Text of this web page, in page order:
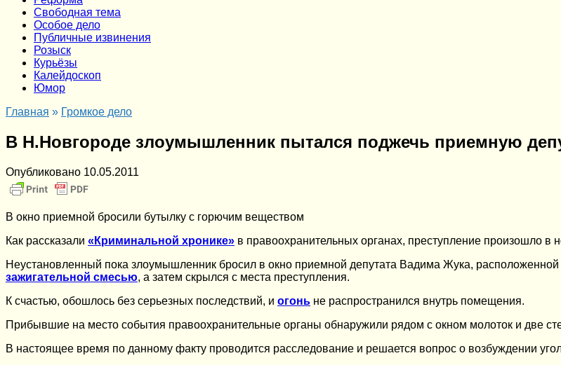
Cвободная тема
Особое дело
Публичные извинения
Розыск
Курьёзы
Калейдоскоп
Юмор
Главная » Громкое дело
В Н.Новгороде злоумышленник пытался поджечь приемную
Опубликовано 10.05.2011
В окно приемной бросили бутылку с горючим веществом
Как рассказали «Криминальной хронике» в правоохранительных органах, преступление произошло в
Неустановленный пока злоумышленник бросил в окно приемной депутата Вадима Жука,
зажигательной смесью, а затем скрылся с места преступления.
К счастью, обошлось без серьезных последствий, и огонь не распространился внутрь помещения.
Прибывшие на место события правоохранительные органы обнаружили рядом с окном молоток и две
В настоящее время по данному факту проводится расследование и решается вопрос о возбуждении